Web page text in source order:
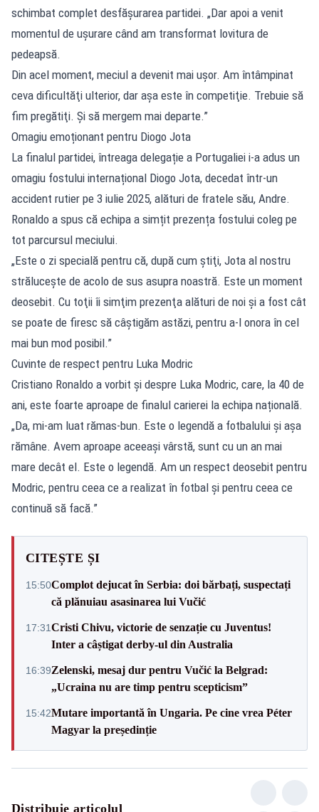
schimbat complet desfășurarea partidei. „Dar apoi a venit
momentul de uşurare când am transformat lovitura de
pedeapsă.
Din acel moment, meciul a devenit mai uşor. Am întâmpinat
ceva dificultăţi ulterior, dar aşa este în competiţie. Trebuie să
fim pregătiţi. Şi să mergem mai departe.”
Omagiu emoționant pentru Diogo Jota
La finalul partidei, întreaga delegație a Portugaliei i-a adus un
omagiu fostului internațional Diogo Jota, decedat într-un
accident rutier pe 3 iulie 2025, alături de fratele său, Andre.
Ronaldo a spus că echipa a simțit prezența fostului coleg pe
tot parcursul meciului.
„Este o zi specială pentru că, după cum ştiţi, Jota al nostru
străluceşte de acolo de sus asupra noastră. Este un moment
deosebit. Cu toţii îi simţim prezenţa alături de noi şi a fost cât
se poate de firesc să câştigăm astăzi, pentru a-l onora în cel
mai bun mod posibil.”
Cuvinte de respect pentru Luka Modric
Cristiano Ronaldo a vorbit și despre Luka Modric, care, la 40 de
ani, este foarte aproape de finalul carierei la echipa națională.
„Da, mi-am luat rămas-bun. Este o legendă a fotbalului şi aşa
rămâne. Avem aproape aceeaşi vârstă, sunt cu un an mai
mare decât el. Este o legendă. Am un respect deosebit pentru
Modric, pentru ceea ce a realizat în fotbal şi pentru ceea ce
continuă să facă.”
CITEȘTE ȘI
15:50Complot dejucat în Serbia: doi bărbați, suspectați
că plănuiau asasinarea lui Vučić
17:31Cristi Chivu, victorie de senzație cu Juventus!
Inter a câștigat derby-ul din Australia
16:39Zelenski, mesaj dur pentru Vučić la Belgrad:
„Ucraina nu are timp pentru scepticism”
15:42Mutare importantă în Ungaria. Pe cine vrea Péter
Magyar la președinție
Distribuie articolul